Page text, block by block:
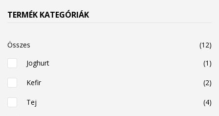
TERMÉK KATEGÓRIÁK
Összes
(12)
Joghurt
(1)
Kefir (2)
Tej (4)